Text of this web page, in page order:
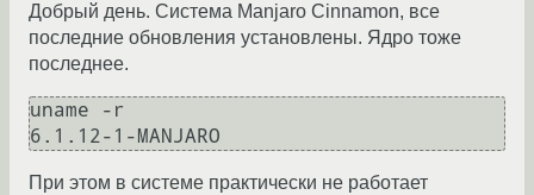
Добрый день. Система Manjaro Cinnamon, все
последние обновления установлены. Ядро тоже
последнее.
uname -r
6.1.12-1-MANJARO
При этом в системе практически не работает